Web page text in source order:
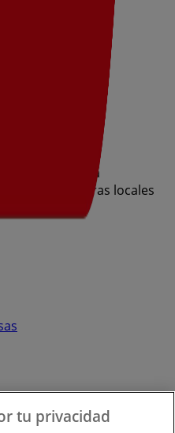
la empresa
las compras locales
tu privacidad